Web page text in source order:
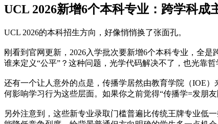
UCL 2026新增6个本科专业：跨学科成
UCL 2026的本科招生方向，好像悄悄换了张面孔。
刚看到官网更新，2026入学批次要新增6个本科专业，全
谁来定义“公平”？这种问题，光学代码解决不了，也光靠
还有一个让人意外的点是，传播学居然由教育学院（IOE
何影响学习行为这些层面。如果你之前觉得“传播学=发朋友
另外注意到，这些新专业录取门槛普遍比传统王牌专业低